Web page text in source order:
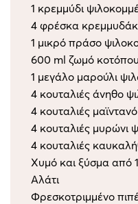
1 κρεμμύδι
4 φρέσκα
1 μικρό πράσο
600 ml ζωμό
1 μεγάλο μαρούλι
4 κουταλιές άνηθο
4 κουταλιές
4 κουταλιές μυρώνι
4 κουταλιές
Χυμό και ξύσμα από
Αλάτι
Φρεσκοτριμμένο